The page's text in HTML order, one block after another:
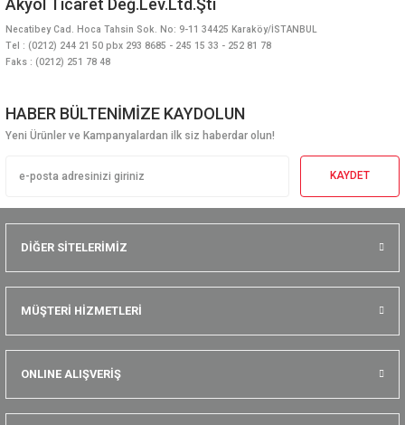
Akyol Ticaret Değ.Lev.Ltd.Şti
Necatibey Cad. Hoca Tahsin Sok. No: 9-11 34425 Karaköy/İSTANBUL
Tel : (0212) 244 21 50 pbx 293 8685 - 245 15 33 - 252 81 78
Faks : (0212) 251 78 48
HABER BÜLTENİMİZE KAYDOLUN
Yeni Ürünler ve Kampanyalardan ilk siz haberdar olun!
KAYDET
DİĞER SİTELERİMİZ
MÜŞTERİ HİZMETLERİ
ONLINE ALIŞVERİŞ